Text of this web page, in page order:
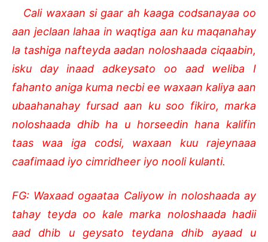
Cali waxaan si gaar ah kaaga codsanayaa oo
aan jeclaan lahaa in waqtiga aan ku maqanahay
la tashiga nafteyda aadan noloshaada ciqaabin,
isku day inaad adkeysato oo aad weliba I
fahanto aniga kuma necbi ee waxaan kaliya aan
ubaahanahay fursad aan ku soo fikiro, marka
noloshaada dhib ha u horseedin hana kalifin
taas waa iga codsi, waxaan kuu rajeynaaa
caafimaad iyo cimridheer iyo nooli kulanti.
FG: Waxaad ogaataa Caliyow in noloshaada ay
tahay teyda oo kale marka noloshaada hadii
aad dhib u geysato teydana dhib ayaad u